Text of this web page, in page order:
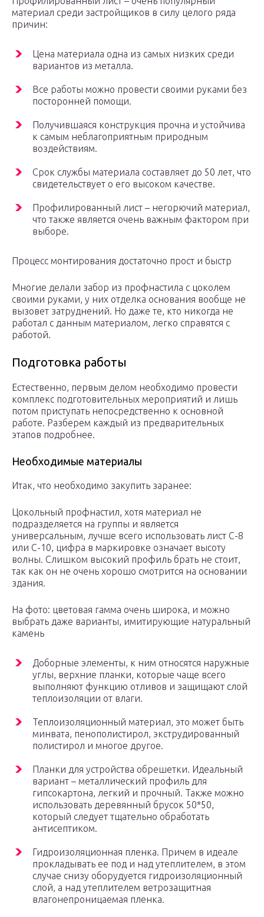
материал среди застройщиков в силу целого ряда
причин:
Цена материала одна из самых низких среди
вариантов из металла.
Все работы можно провести своими руками без
посторонней помощи.
Получившаяся конструкция прочна и устойчива
к самым неблагоприятным природным
воздействиям.
Срок службы материала составляет до 50 лет, что
свидетельствует о его высоком качестве.
Профилированный лист – негорючий материал,
что также является очень важным фактором при
выборе.
Процесс монтирования достаточно прост и быстр
Многие делали забор из профнастила с цоколем
своими руками, у них отделка основания вообще не
вызовет затруднений. Но даже те, кто никогда не
работал с данным материалом, легко справятся с
работой.
Подготовка работы
Естественно, первым делом необходимо провести
комплекс подготовительных мероприятий и лишь
потом приступать непосредственно к основной
работе. Разберем каждый из предварительных
этапов подробнее.
Необходимые материалы
Итак, что необходимо закупить заранее:
Цокольный профнастил, хотя материал не
подразделяется на группы и является
универсальным, лучше всего использовать лист С-8
или С-10, цифра в маркировке означает высоту
волны. Слишком высокий профиль брать не стоит,
так как он не очень хорошо смотрится на основании
здания.
На фото: цветовая гамма очень широка, и можно
выбрать даже варианты, имитирующие натуральный
камень
Доборные элементы, к ним относятся наружные
углы, верхние планки, которые чаще всего
выполняют функцию отливов и защищают слой
теплоизоляции от влаги.
Теплоизоляционный материал, это может быть
минвата, пенополистирол, экструдированный
полистирол и многое другое.
Планки для устройства обрешетки. Идеальный
вариант – металлический профиль для
гипсокартона, легкий и прочный. Также можно
использовать деревянный брусок 50*50,
который следует тщательно обработать
антисептиком.
Гидроизоляционная пленка. Причем в идеале
прокладывать ее под и над утеплителем, в этом
случае снизу оборудуется гидроизоляционный
слой, а над утеплителем ветрозащитная
влагонепроницаемая пленка.